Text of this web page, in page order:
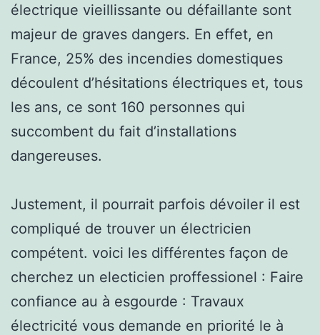
électrique vieillissante ou défaillante sont
majeur de graves dangers. En effet, en
France, 25% des incendies domestiques
découlent d’hésitations électriques et, tous
les ans, ce sont 160 personnes qui
succombent du fait d’installations
dangereuses.
Justement, il pourrait parfois dévoiler il est
compliqué de trouver un électricien
compétent. voici les différentes façon de
cherchez un electicien proffessionel : Faire
confiance au à esgourde : Travaux
électricité vous demande en priorité le à